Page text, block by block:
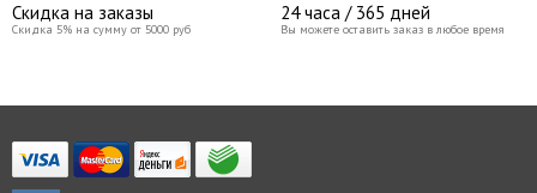
Скидка на заказы
Скидка 5% на сумму от 5000 руб
24 часа / 365 дней
Вы можете оставить заказ в любое время